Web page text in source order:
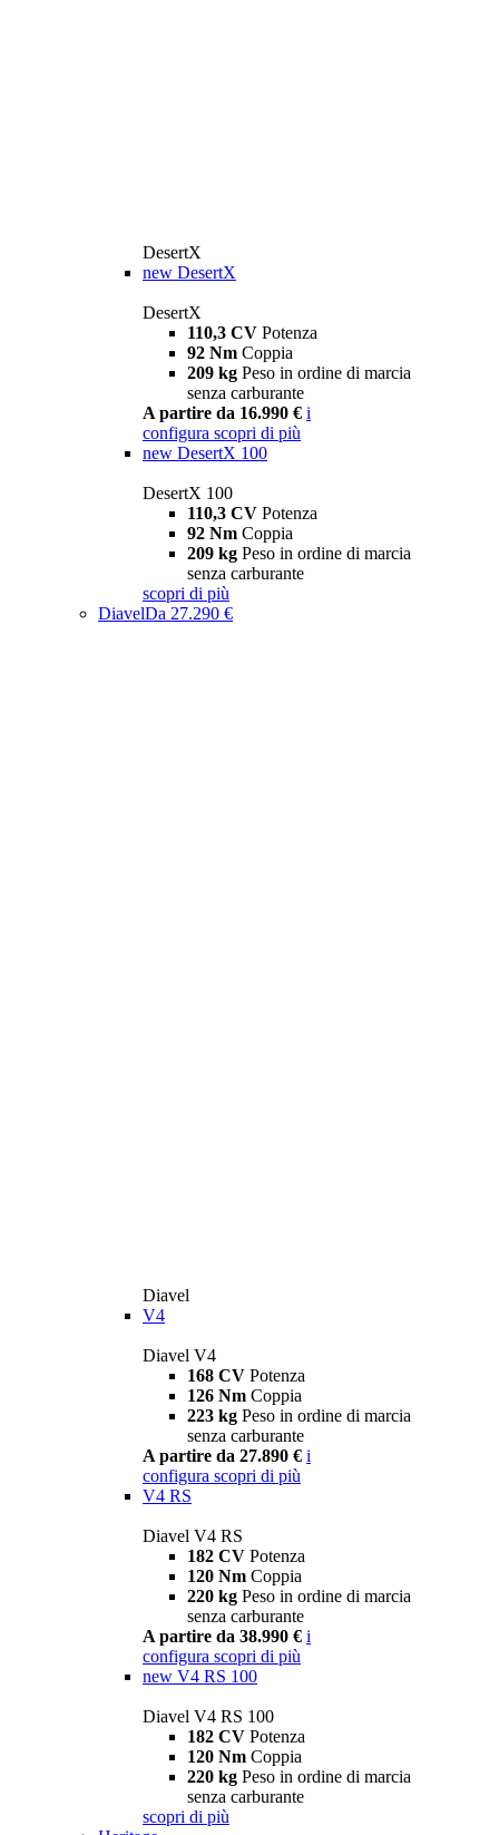
DesertX
new DesertX
DesertX
110,3 CV Potenza
92 Nm Coppia
209 kg Peso in ordine di marcia
senza carburante
A partire da 16.990 € i
configura scopri di più
new DesertX 100
DesertX 100
110,3 CV Potenza
92 Nm Coppia
209 kg Peso in ordine di marcia
senza carburante
scopri di più
DiavelDa 27.290 €
Diavel
V4
Diavel V4
168 CV Potenza
126 Nm Coppia
223 kg Peso in ordine di marcia
senza carburante
A partire da 27.890 € i
configura scopri di più
V4 RS
Diavel V4 RS
182 CV Potenza
120 Nm Coppia
220 kg Peso in ordine di marcia
senza carburante
A partire da 38.990 € i
configura scopri di più
new V4 RS 100
Diavel V4 RS 100
182 CV Potenza
120 Nm Coppia
220 kg Peso in ordine di marcia
senza carburante
scopri di più